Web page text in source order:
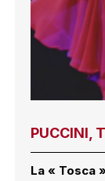
PUCCINI,
La « Tosca